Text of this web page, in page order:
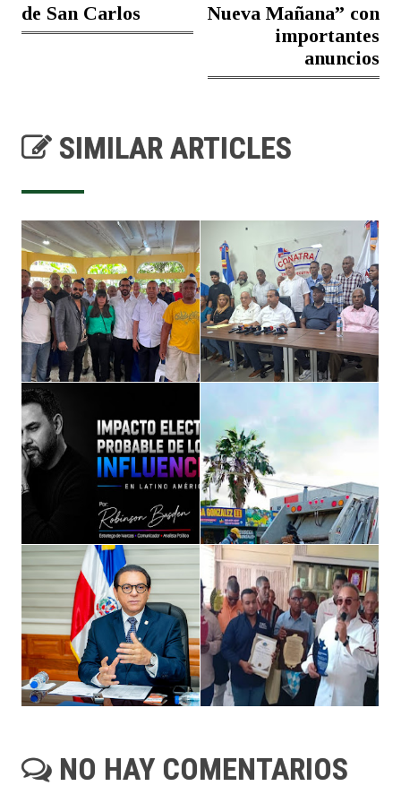
de San Carlos
Nueva Mañana” con
importantes
anuncios
SIMILAR ARTICLES
NO HAY COMENTARIOS